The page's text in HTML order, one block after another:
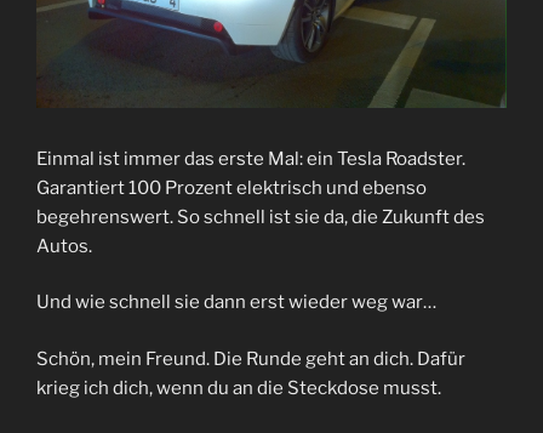
Einmal ist immer das erste Mal: ein Tesla Roadster.
Garantiert 100 Prozent elektrisch und ebenso
begehrenswert. So schnell ist sie da, die Zukunft des
Autos.
Und wie schnell sie dann erst wieder weg war…
Schön, mein Freund. Die Runde geht an dich. Dafür
krieg ich dich, wenn du an die Steckdose musst.